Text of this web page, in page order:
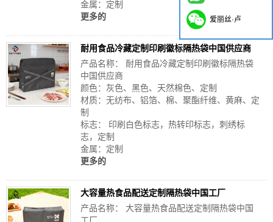
金属：定制
更多的
耐用食品冷藏定制印刷徽标隔热袋中国供应商
产品名称： 耐用食品冷藏定制印刷徽标隔热袋
中国供应商
颜色：灰色、黑色、天然棉色、定制
材质：无纺布、铝箔、棉、聚酯纤维、黄麻、定
制
标志： 印刷白色标志，热转印标志，刺绣标
志，定制
金属：定制
更多的
大容量热食品配送定制隔热袋中国工厂
产品名称： 大容量热食品配送定制隔热袋中国
爱丽丝·卢